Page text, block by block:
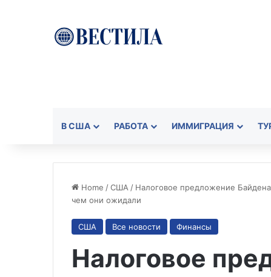
В США РАБОТА ИММИГРАЦИЯ
Home /США / Налоговое предложение Байдена
чем они ожидали
США Все новости Финансы
Налоговое